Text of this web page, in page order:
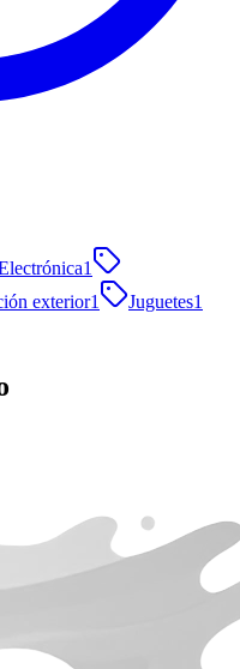
1
exterior1 Juguetes1